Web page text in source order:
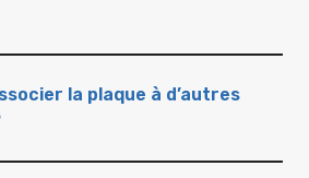
la plaque à d’autres